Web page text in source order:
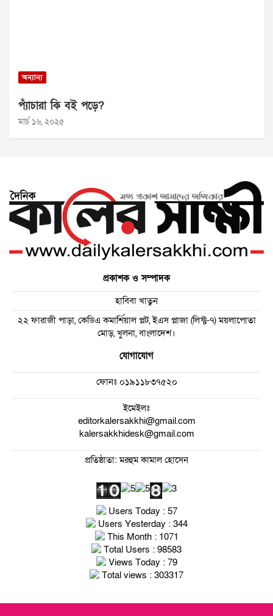
অন্যান্য
প্যাঁচারা কি বই পড়ে?
মার্চ ১৬, ২০২৫
প্রকাশক ও সম্পাদক
হাবিবা খাতুন
২২ ফারাজী পাড়া, কেডিএ কমার্শিয়াল প্লট, ইএস প্লাজা (লিফ্ট-৭) ময়লাপোতা
মোড়, খুলনা, বাংলাদেশ।
যোগাযোগ
ফোনঃ০১৯১১৮৩৭৫২০
ইমেইলঃ
editorkalersakkhi@gmail.com
kalersakkhidesk@gmail.com
প্রতিষ্ঠাতা: মরহুম কামাল হোসেন
Users Today : 57
Users Yesterday : 344
This Month : 1071
Total Users : 98583
Views Today : 79
Total views : 303317